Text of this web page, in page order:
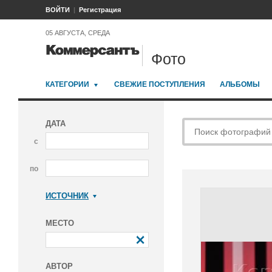
ВОЙТИ Регистрация
05 АВГУСТА, СРЕДА
Фото
КАТЕГОРИИ СВЕЖИЕ ПОСТУПЛЕНИЯ АЛЬБОМЫ
ДАТА
с
по
ИСТОЧНИК
МЕСТО
АВТОР